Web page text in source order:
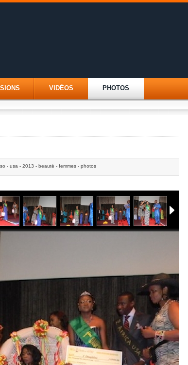
VIDÉOS PHOTOS
- usa - 2013 - beauté - femmes - photos